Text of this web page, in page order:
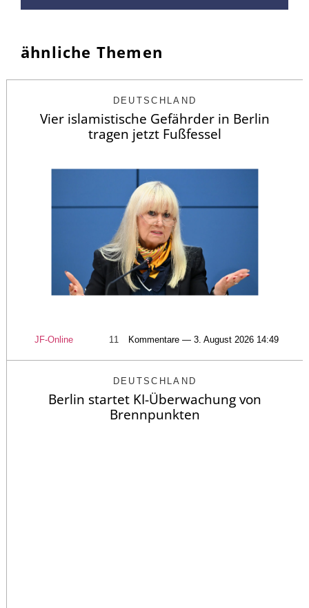
ähnliche Themen
DEUTSCHLAND
Vier islamistische Gefährder in Berlin
tragen jetzt Fußfessel
JF-Online 11 Kommentare — 3. August 2026 14:49
DEUTSCHLAND
Berlin startet KI-Überwachung von
Brennpunkten